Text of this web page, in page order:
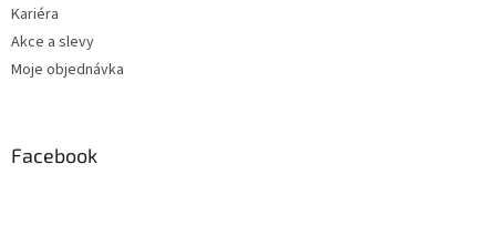
Kariéra
Akce a slevy
Moje objednávka
Facebook